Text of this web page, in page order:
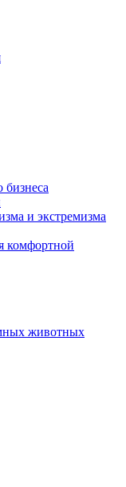
бизнеса
и экстремизма
комфортной
животных